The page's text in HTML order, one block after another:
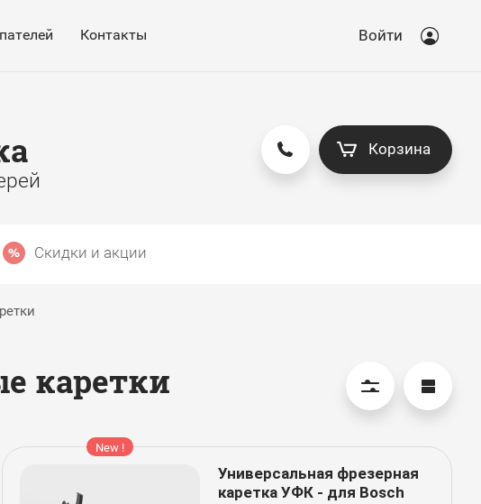
Контакты Войти
Корзина
Скидки и акции
каретки
New !
Универсальная фрезерная
каретка УФК - для Bosch